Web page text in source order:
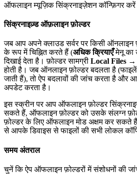
ऑफलाइन म्यूज़िक सिंक्रनाइज़ेशन कॉन्फ़िगर
सिंक्रनाइज़्ड ऑफ़लाइन फ़ोल्डर
जब आप अपने क्लाउड सर्वर पर किसी
के रूप में चिह्नित करते हैं (अधिक क्रियाएँमेनू का
दिखाई देता है। फ़ोल्डर सामग्री Local Files →
होती है। जब ऑनलाइन फ़ोल्डर बदलता है
जाती हैं), तो ऐप बदलावों की जांच करता है और
अपडेट करता है।
इस स्क्रीन पर आप ऑफलाइन फ़ोल्डर
सकते हैं, ऑफलाइन फ़ोल्डर को उसके संलग्न
फ़ोल्डर के लिए ऑफलाइन मोड अक्षम कर सकते
से आपके डिवाइस से फाइलों की सभी लोकल
समय अंतराल
चुनें कि ऐप ऑफलाइन फ़ोल्डरों में संशोधनों की